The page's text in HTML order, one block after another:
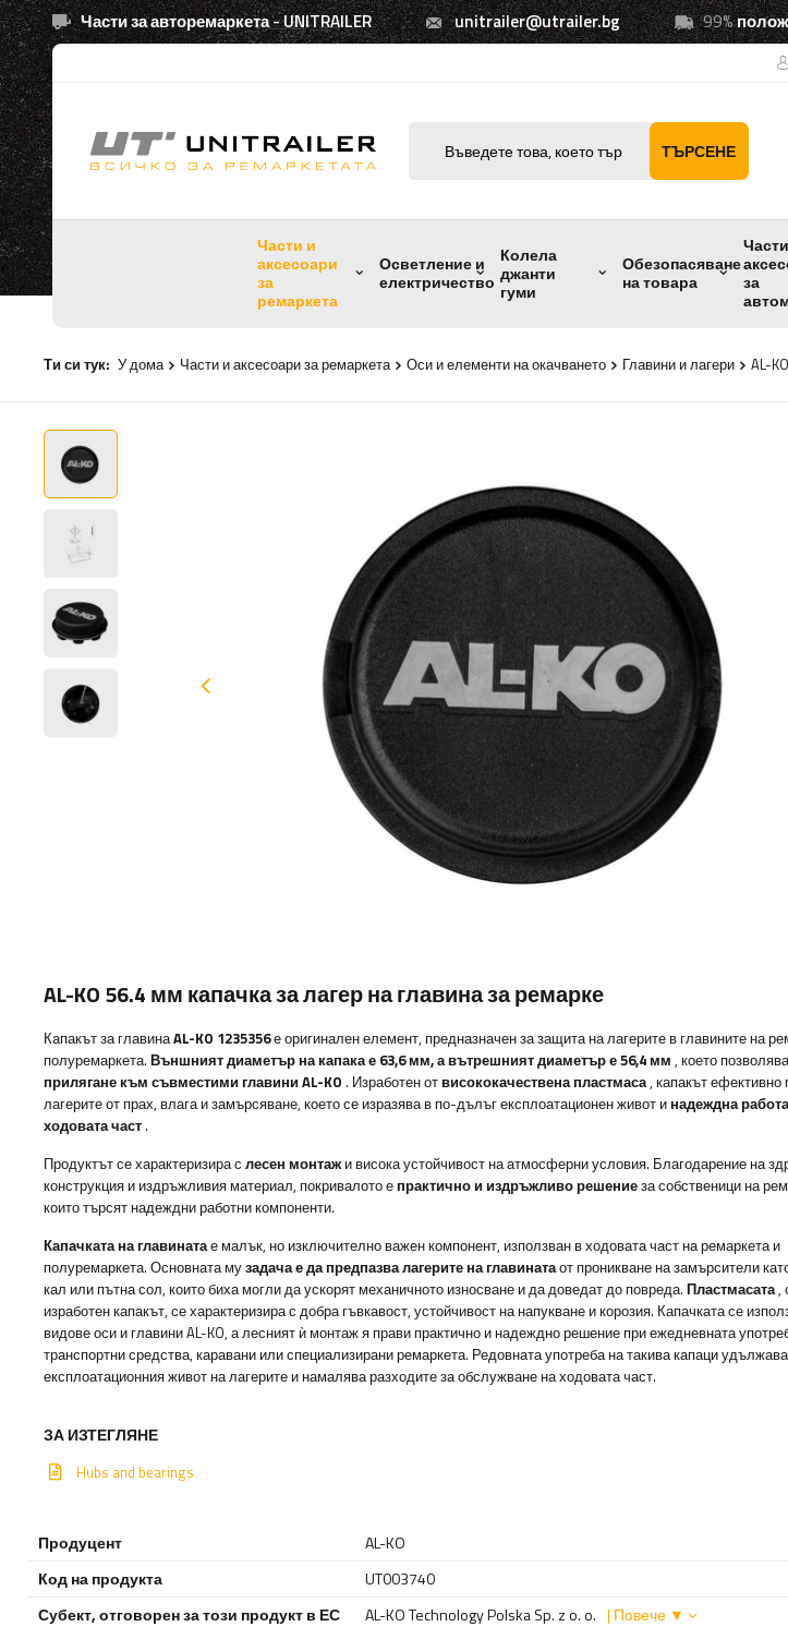
Части за авторемаркета - UNITRAILER unitrailer@utrailer.bg 99%
ТЪРСЕНЕ
Части и
аксесоари
за
ремаркета
Осветление и
електричество
Колела
джанти
гуми
Обезопасяване
на товара
за
Ти си тук: У дома Части и аксесоари за ремаркета Оси и елементи на окачването Главини и лагери AL-
AL-KO 56.4 мм капачка за лагер на главина за ремарке
Капакът за главинаAL-KO 1235356е оригинален елемент, предназначен за защита на лагерите в главините на
полуремаркета. Външният диаметър на капака е 63,6 мм, а вътрешният диаметър е 56,4 мм , което
прилягане към съвместими главини AL-KO . Изработен от висококачествена пластмаса, капакът ефективно
лагерите от прах, влага и замърсяване, което се изразява в по-дълъг експлоатационен живот и надеждна
ходовата част .
Продуктът се характеризира с лесен монтаж и висока устойчивост на атмосферни условия. Благодарение на
конструкция и издръжливия материал, покривалото е практично и издръжливо решениеза собственици на
които търсят надеждни работни компоненти.
Капачката на главинатае малък, но изключително важен компонент, използван в ходовата част на ремаркета и
полуремаркета. Основната музадача е да предпазва лагерите на главинатаот проникване на замърсители
кал или пътна сол, които биха могли да ускорят механичното износване и да доведат до повреда. Пластмасата,
изработен капакът, се характеризира с добра гъвкавост, устойчивост на напукване и корозия. Капачката се
видове оси и главини AL-KO, а лесният ѝ монтаж я прави практично и надеждно решение при ежедневната
транспортни средства, каравани или специализирани ремаркета. Редовната употреба на такива капаци удължава
експлоатационния живот на лагерите и намалява разходите за обслужване на ходовата част.
ЗА ИЗТЕГЛЯНЕ
Hubs and bearings
Продуцент
AL-KO
Код на продукта
UT003740
Субект, отговорен за този продукт в ЕС
AL-KO Technology Polska Sp. z o. o. | Повече ▼